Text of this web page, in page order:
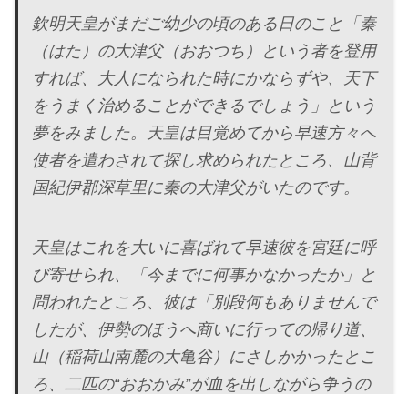
欽明天皇がまだご幼少の頃のある日のこと「秦
（はた）の大津父（おおつち）という者を登用
すれば、大人になられた時にかならずや、天下
をうまく治めることができるでしょう」という
夢をみました。天皇は目覚めてから早速方々へ
使者を遣わされて探し求められたところ、山背
国紀伊郡深草里に秦の大津父がいたのです。
天皇はこれを大いに喜ばれて早速彼を宮廷に呼
び寄せられ、「今までに何事かなかったか」と
問われたところ、彼は「別段何もありませんで
したが、伊勢のほうへ商いに行っての帰り道、
山（稲荷山南麓の大亀谷）にさしかかったとこ
ろ、二匹の“おおかみ”が血を出しながら争うの